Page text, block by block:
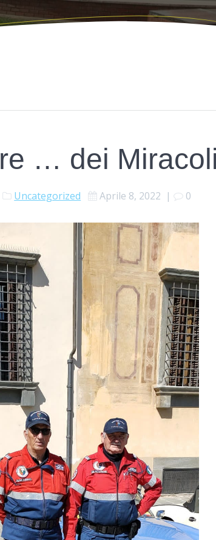
… dei Miracoli
Uncategorized Aprile 8, 2022 | 0